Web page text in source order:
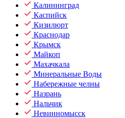
Калининград
Каспийск
Кизилюрт
Краснодар
Крымск
Майкоп
Махачкала
Минеральные Воды
Набережные челны
Назрань
Нальчик
Невинномысск